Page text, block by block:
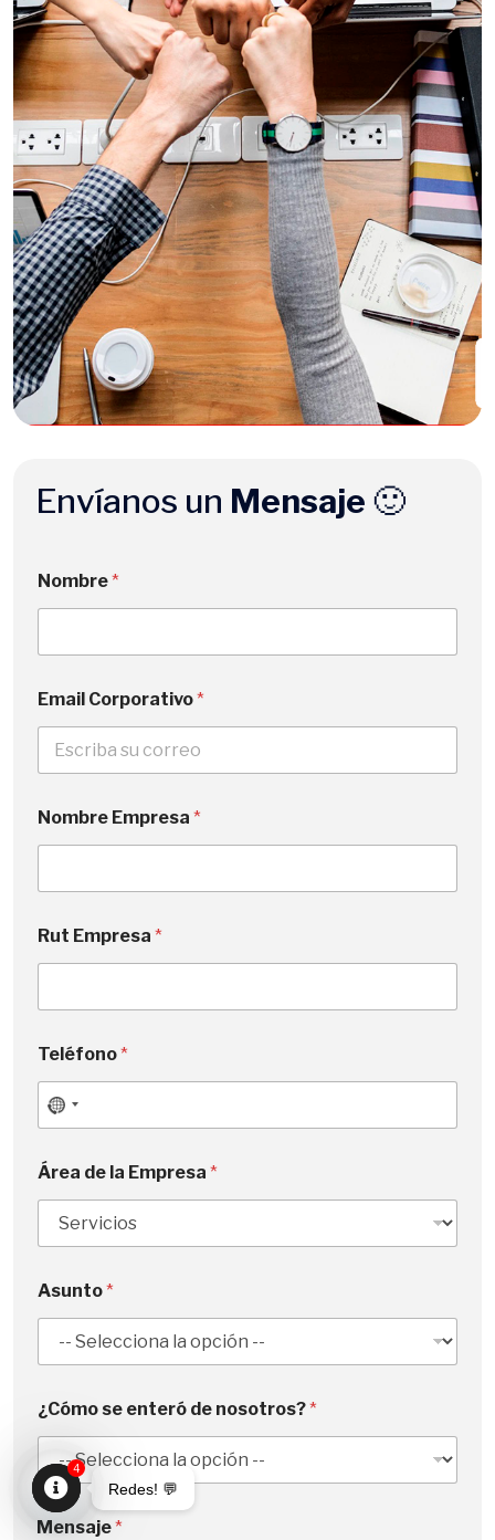
Envíanos un Mensaje 🙂
Nombre*
Email Corporativo*
Nombre Empresa *
Rut Empresa *
Teléfono*
N
o
u
r
y
s
e
l
t
e
d
Área de la Empresa *
Asunto*
¿Cómo se enteró de nosotros?*
Mensaje*
Redes! 💬
Open
4